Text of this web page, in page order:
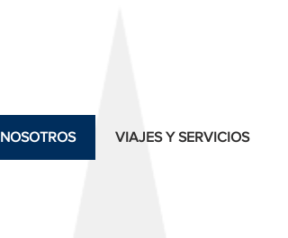
NOSOTROS VIAJES Y SERVICIOS